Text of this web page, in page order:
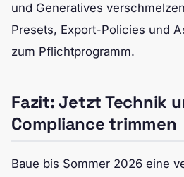
und Generatives
Presets, Export-Policies und
zum Pflichtprogramm.
Fazit: Jetzt Technik
Compliance trimmen
Baue bis Sommer 2026 eine